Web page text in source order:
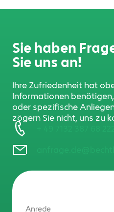
Sie haben
Sie uns an!
Ihre Zufriedenheit hat
Informationen
oder spezifische
zögern Sie nicht, uns zu
Anrede